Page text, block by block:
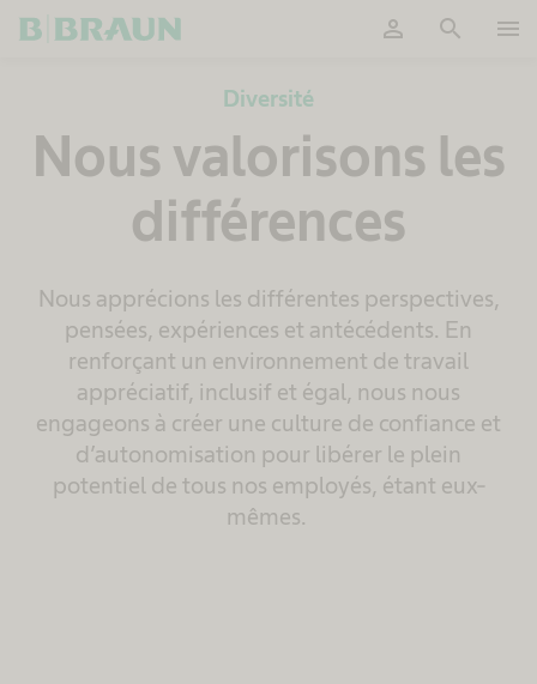
person search menu
Diversité
Nous valorisons les
différences
Nous apprécions les différentes perspectives,
pensées, expériences et antécédents. En
renforçant un environnement de travail
appréciatif, inclusif et égal, nous nous
engageons à créer une culture de confiance et
d’autonomisation pour libérer le plein
potentiel de tous nos employés, étant eux-
mêmes.